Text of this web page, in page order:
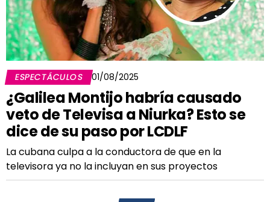
ESPECTÁCULOS 01/08/2025
¿Galilea Montijo habría causado
veto de Televisa a Niurka? Esto se
dice de su paso por LCDLF
La cubana culpa a la conductora de que en la
televisora ya no la incluyan en sus proyectos